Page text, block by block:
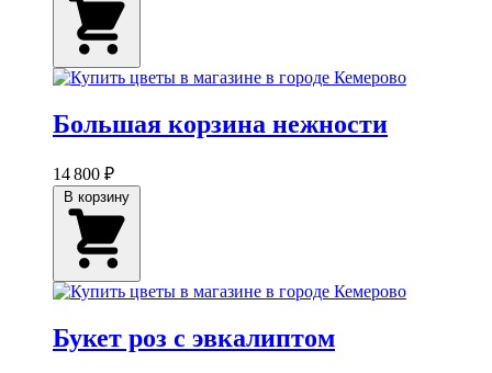
Большая корзина нежности
14 800 ₽
Букет роз с эвкалиптом